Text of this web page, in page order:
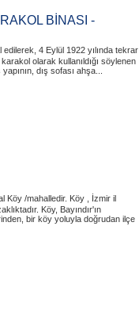
BİNASI -
edilerek, 4 Eylül 1922 yılında tekrar
olarak kullanıldığı söylenen
dış sofası ahşa...
Köy /mahalledir. Köy , İzmir il
Köy, Bayındır'ın
bir köy yoluyla doğrudan ilçe